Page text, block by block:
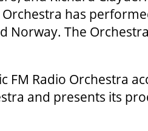
Orchestra has
Norway. The
FM Radio Orchestra
and presents its